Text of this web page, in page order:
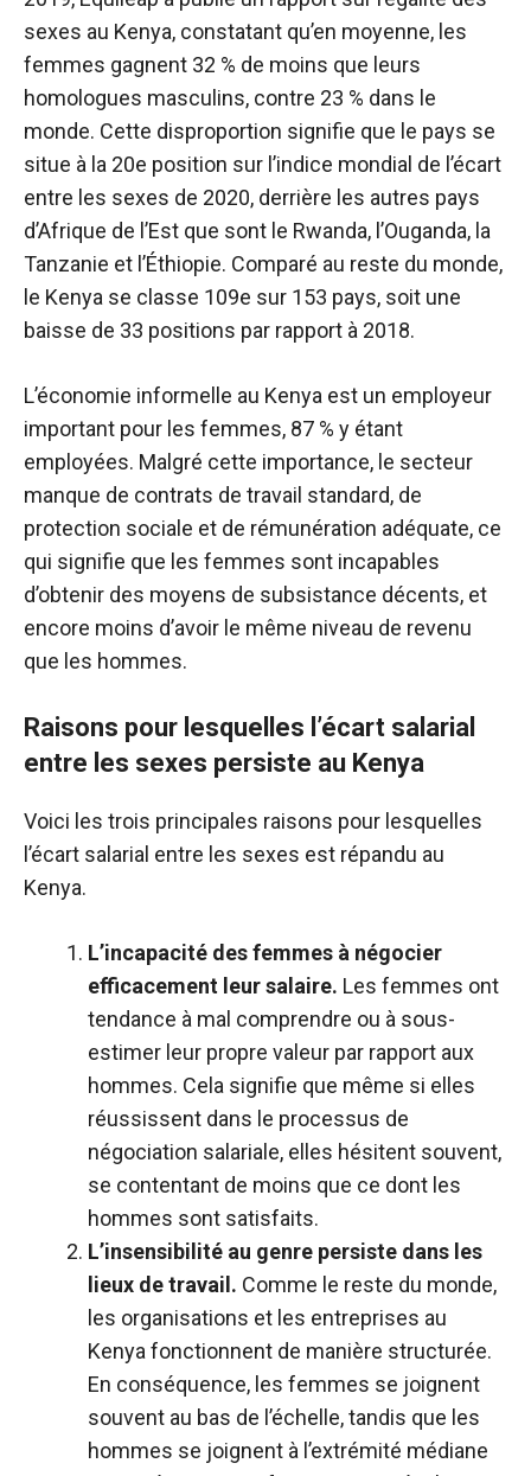
sexes au Kenya, constatant qu’en moyenne, les
femmes gagnent 32 % de moins que leurs
homologues masculins, contre 23 % dans le
monde. Cette disproportion signifie que le pays se
situe à la 20e position sur l’indice mondial de l’écart
entre les sexes de 2020, derrière les autres pays
d’Afrique de l’Est que sont le Rwanda, l’Ouganda, la
Tanzanie et l’Éthiopie. Comparé au reste du monde,
le Kenya se classe 109e sur 153 pays, soit une
baisse de 33 positions par rapport à 2018.
L’économie informelle au Kenya est un employeur
important pour les femmes, 87 % y étant
employées. Malgré cette importance, le secteur
manque de contrats de travail standard, de
protection sociale et de rémunération adéquate, ce
qui signifie que les femmes sont incapables
d’obtenir des moyens de subsistance décents, et
encore moins d’avoir le même niveau de revenu
que les hommes.
Raisons pour lesquelles l’écart salarial
entre les sexes persiste au Kenya
Voici les trois principales raisons pour lesquelles
l’écart salarial entre les sexes est répandu au
Kenya.
L’incapacité des femmes à négocier
efficacement leur salaire. Les femmes ont
tendance à mal comprendre ou à sous-
estimer leur propre valeur par rapport aux
hommes. Cela signifie que même si elles
réussissent dans le processus de
négociation salariale, elles hésitent souvent,
se contentant de moins que ce dont les
hommes sont satisfaits.
L’insensibilité au genre persiste dans les
lieux de travail. Comme le reste du monde,
les organisations et les entreprises au
Kenya fonctionnent de manière structurée.
En conséquence, les femmes se joignent
souvent au bas de l’échelle, tandis que les
hommes se joignent à l’extrémité médiane